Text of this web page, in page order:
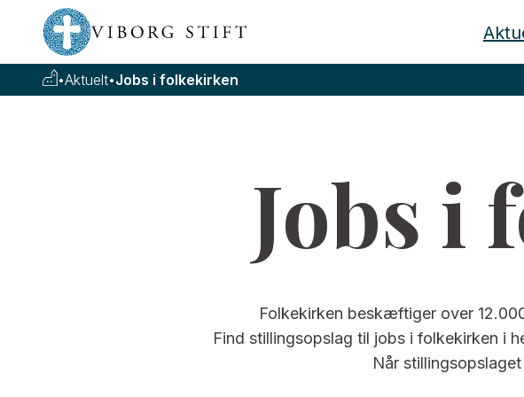
•Aktuelt•Jobs i folkekirken
Jobs i
Folkekirken beskæftiger over
Find stillingsopslag til jobs i folkekirken i
Når